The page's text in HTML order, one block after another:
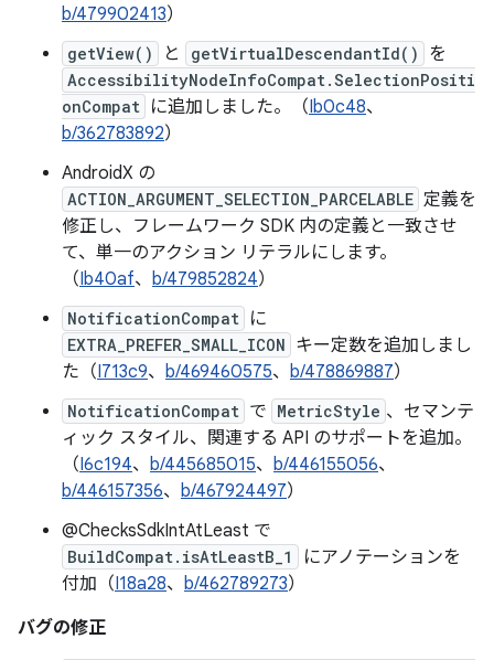
b/479902413）
getView() と getVirtualDescendantId() を
AccessibilityNodeInfoCompat.SelectionPositi
onCompat に追加しました。（Ib0c48、
b/362783892）
AndroidX の
ACTION_ARGUMENT_SELECTION_PARCELABLE 定義を
修正し、フレームワーク SDK 内の定義と一致させ
て、単一のアクション リテラルにします。
（Ib40af、 b/479852824）
NotificationCompat に
EXTRA_PREFER_SMALL_ICON キー定数を追加しまし
た（I713c9、 b/469460575、 b/478869887）
NotificationCompat で MetricStyle 、セマンテ
ィック スタイル、関連する API のサポートを追加。
（I6c194、 b/445685015、 b/446155056、
b/446157356、 b/467924497）
@ChecksSdkIntAtLeast で
BuildCompat.isAtLeastB_1
にアノテーションを
付加（I18a28、 b/462789273）
バグの修正